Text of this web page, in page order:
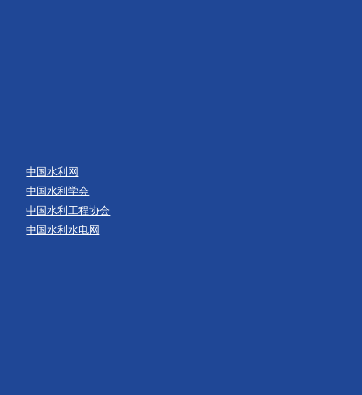
中国水利网
中国水利学会
中国水利工程协会
中国水利水电网